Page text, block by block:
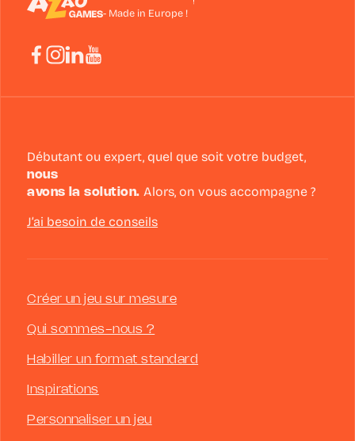
- Made in Europe !
Débutant ou expert, quel que soit votre budget,
nous
avons la solution. Alors, on vous accompagne ?
J’ai besoin de conseils
Créer un jeu sur mesure
Qui sommes-nous ?
Habiller un format standard
Inspirations
Personnaliser un jeu